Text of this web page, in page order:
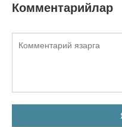
Комментарийлар